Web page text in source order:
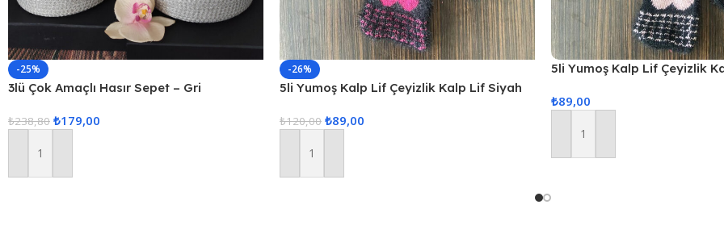
-25%
3lü Çok Amaçlı Hasır Sepet – Gri
₺238,80 ₺179,00
Sepete Ekle
-26%
5li Yumoş Kalp Lif Çeyizlik Kalp Lif Siyah
₺120,00 ₺89,00
Sepete Ekle
5li Yumoş Kalp Lif Çeyizlik
₺89,00
Sepete Ekle